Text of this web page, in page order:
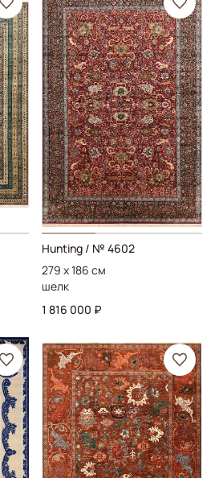
Hunting / № 4602
279 x 186 см
шелк
1 816 000 ₽